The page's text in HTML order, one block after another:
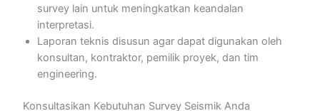
survey lain untuk meningkatkan keandalan
interpretasi.
Laporan teknis disusun agar dapat digunakan oleh
konsultan, kontraktor, pemilik proyek, dan tim
engineering.
Konsultasikan Kebutuhan Survey Seismik Anda